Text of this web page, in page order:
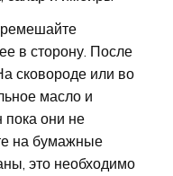
в сторону. После
сковороде или во
масло и
пока они не
на бумажные
это необходимо